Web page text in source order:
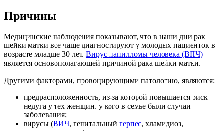
Причины
Медицинские наблюдения показывают, что в наши дни рак
шейки матки все чаще диагностируют у молодых пациенток в
возрасте младше 30 лет. Вирус папилломы человека (ВПЧ)
является основополагающей причиной рака шейки матки.
Другими факторами, провоцирующими патологию, являются:
предрасположенность, из-за которой повышается риск
недуга у тех женщин, у кого в семье были случаи
заболевания;
вирусы (ВИЧ, генитальный герпес, хламидиоз,